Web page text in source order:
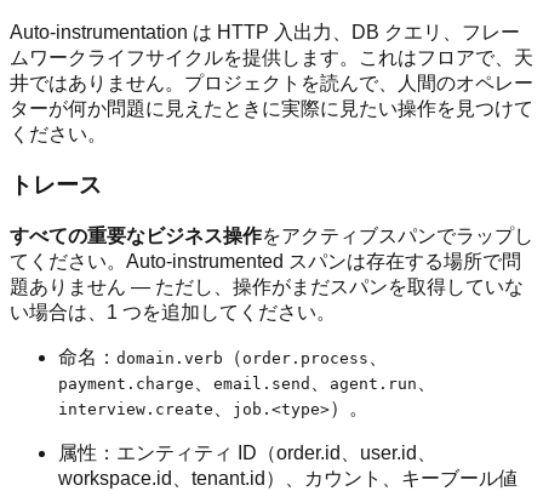
Auto-instrumentation は HTTP 入出力、DB クエリ、フレー
ムワークライフサイクルを提供します。これはフロアで、天
井ではありません。プロジェクトを読んで、人間のオペレー
ターが何か問題に見えたときに実際に見たい操作を見つけて
ください。
トレース
すべての重要なビジネス操作をアクティブスパンでラップし
てください。Auto-instrumented スパンは存在する場所で問
題ありません — ただし、操作がまだスパンを取得していな
い場合は、1 つを追加してください。
命名： domain.verb （ order.process
payment.charge email.send agent.run
interview.create job.<type>）。
属性：エンティティ ID（order.id、user.id、
workspace.id、tenant.id）、カウント、キーブール値